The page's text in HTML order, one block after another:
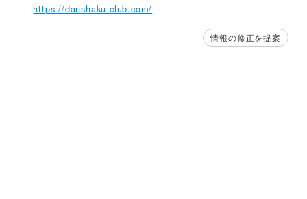
https://danshaku-club.com/
情報の修正を提案